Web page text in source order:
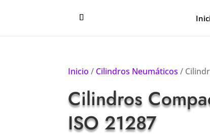
Inicio / Cilindros Neumáticos /
Cilindros
ISO 21287